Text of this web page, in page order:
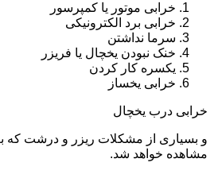
خرابی موتور یا کمپرسور
خرابی برد الکترونیکی
سرما نداشتن
خنک نبودن یخچال یا فریزر
یکسره کار کردن
خرابی یخساز
خرابی درب یخچال
و بسیاری از مشکلات ریزر و درشت که
مشاهده خواهد شد.